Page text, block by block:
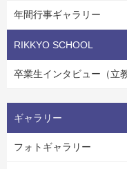
年間行事ギャラリー
RIKKYO SCHOOL
卒業生インタビュー（立
ギャラリー
フォトギャラリー